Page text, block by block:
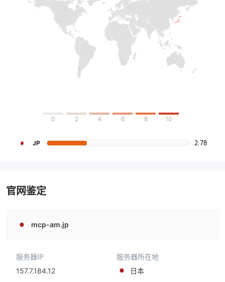
0 2 4 6 8 10
JP 2.78
官网鉴定
mcp-am.jp
服务器IP
157.7.184.12
服务器所在地
日本